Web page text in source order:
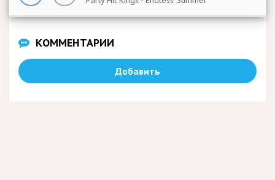
КОММЕНТАРИИ
Добавить